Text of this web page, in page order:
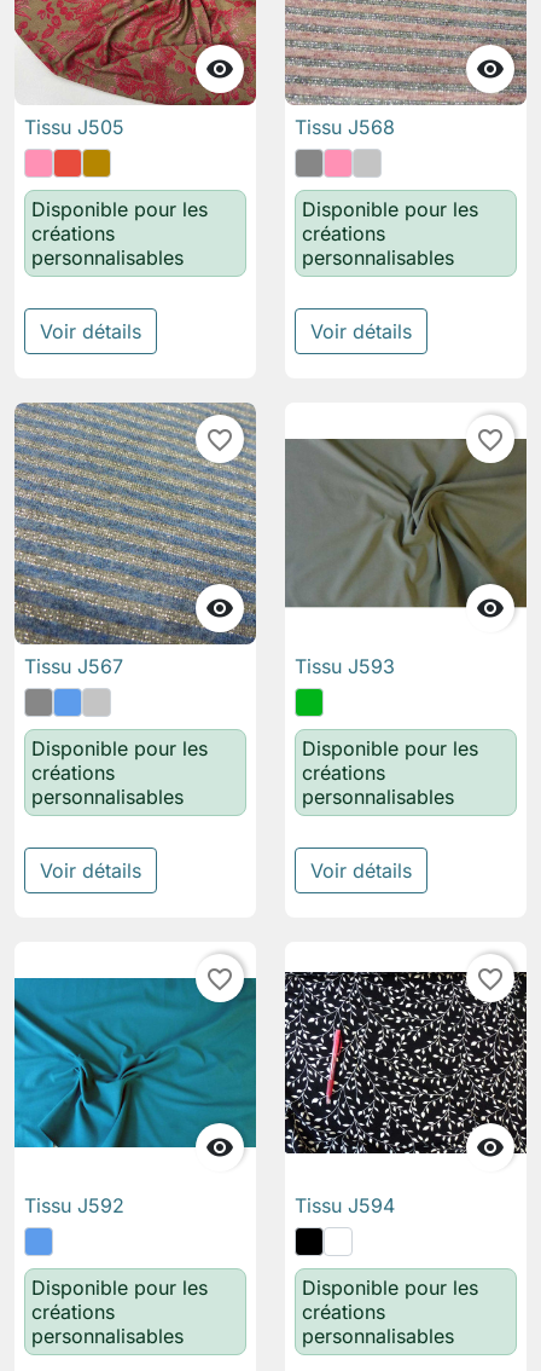

Tissu J505
Disponible pour les
créations
personnalisables
Voir détails

Tissu J568
Disponible pour les
créations
personnalisables
Voir détails

favorite_border
Tissu J567
Disponible pour les
créations
personnalisables
Voir détails

favorite_border
Tissu J593
Disponible pour les
créations
personnalisables
Voir détails

favorite_border
Tissu J592
Disponible pour les
créations
personnalisables

favorite_border
Tissu J594
Disponible pour les
créations
personnalisables